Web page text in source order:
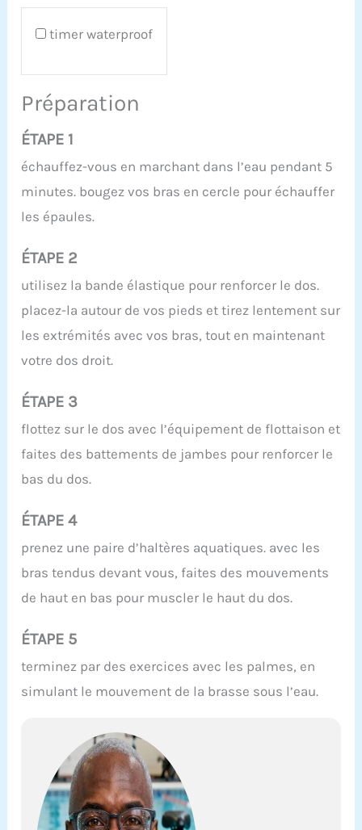
timer waterproof
Préparation
ÉTAPE 1
échauffez-vous en marchant dans l’eau pendant 5
minutes. bougez vos bras en cercle pour échauffer
les épaules.
ÉTAPE 2
utilisez la bande élastique pour renforcer le dos.
placez-la autour de vos pieds et tirez lentement sur
les extrémités avec vos bras, tout en maintenant
votre dos droit.
ÉTAPE 3
flottez sur le dos avec l’équipement de flottaison et
faites des battements de jambes pour renforcer le
bas du dos.
ÉTAPE 4
prenez une paire d’haltères aquatiques. avec les
bras tendus devant vous, faites des mouvements
de haut en bas pour muscler le haut du dos.
ÉTAPE 5
terminez par des exercices avec les palmes, en
simulant le mouvement de la brasse sous l’eau.